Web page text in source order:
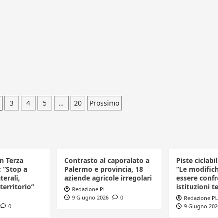
3 4 5 … 20 Prossimo
Terza
a
0
Contrasto al caporalato a
Palermo e provincia, 18
aziende agricole irregolari
Redazione PL
9 Giugno 2026
0
Piste
“Le
essere
istituzioni
Redazione PL
9 Giugno